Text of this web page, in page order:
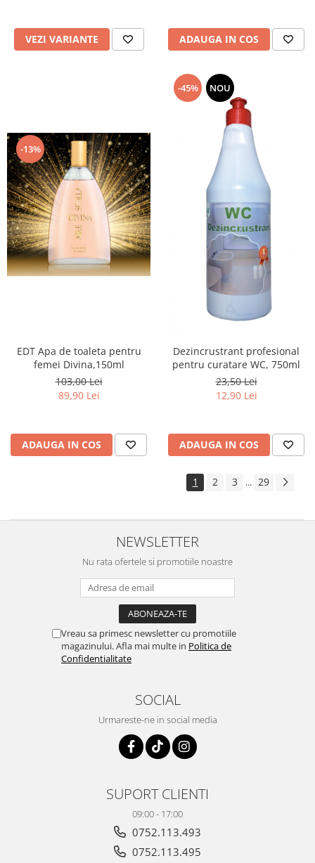
VEZI VARIANTE ADAUGA IN COS
-13%
EDT Apa de toaleta pentru
femei Divina,150ml
103,00 Lei
89,90 Lei
ADAUGA IN COS
-45% NOU
Dezincrustrant profesional
pentru curatare WC, 750ml
23,50 Lei
12,90 Lei
ADAUGA IN COS
1 2 3 ... 29
NEWSLETTER
Nu rata ofertele si promotiile noastre
Vreau sa primesc newsletter cu promotiile
magazinului. Afla mai multe in Politica de
Confidentialitate
SOCIAL
Urmareste-ne in social media
SUPORT CLIENTI
09:00 - 17:00
0752.113.493
0752.113.495